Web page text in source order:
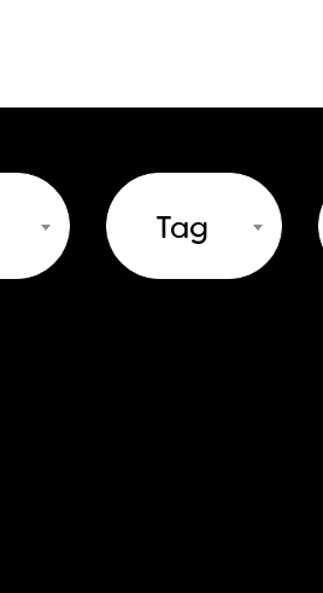
Tag